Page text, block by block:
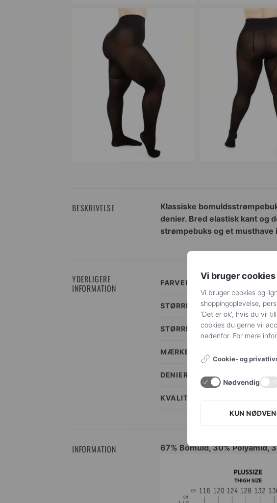
BESKRIVELSE
Klassiske
denier. Bred elastisk kant og
strømpebuks og et musthave
YDERLIGERE
INFORMATION FARVER
STØRRELSE
STØRRELSES INTERVALLER
MÆRKE
DENIER
KVALITET
INFORMATION 67% Bomuld, 30% Polyamid,
Vi bruger cookies
Vi bruger cookies og
shoppingoplevelse,
'Det er ok', hvis du vil
cookies du gerne vil
nedenfor. For mere
Cookie- og
Nødvendig
KUN